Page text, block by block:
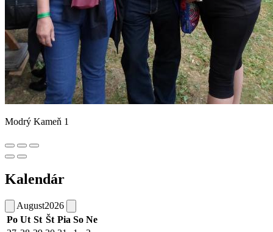
Modrý Kameň 1
Kalendár
August2026
Po Ut St Št Pia So Ne